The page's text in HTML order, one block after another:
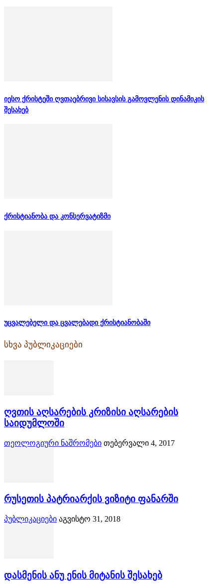
იესო ქრისტეში ღვთაებრივი სისავსის გამოვლენის დინამიკის
შესახებ
ქრისტიანობა და კონსერვატიზმი
უცვალებელი და ცვალებადი ქრისტიანობაში
სხვა პუბლიკაციები
ღვთის აღსარების კრიზისი აღსარების
საიდუმლოში
თეოლოგიური ნაშრომები თებერვალი 4, 2017
რუსეთის პატრიარქის ვიზიტი ფანარში
პუბლიკაციები აგვისტო 31, 2018
დასმენის ანუ ენის მიტანის შესახებ